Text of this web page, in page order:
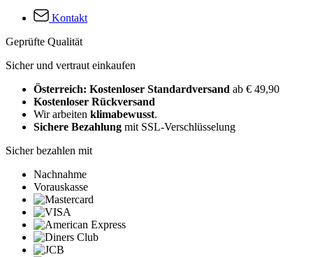
Kontakt
Geprüfte Qualität
Sicher und vertraut einkaufen
Österreich: Kostenloser Standardversand ab € 49,90
Kostenloser Rückversand
Wir arbeiten klimabewusst.
Sichere Bezahlung mit SSL-Verschlüsselung
Sicher bezahlen mit
Nachnahme
Vorauskasse